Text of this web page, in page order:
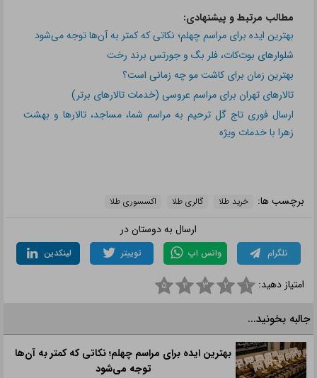
مطالب مرتبط و پیشنهادی:
بهترین ایده برای مراسم چهلم؛ نکاتی که کمتر به آن‌ها توجه می‌شود
شلوارهای بوت‌کات، فلر بگ و جورتس برند رخت
بهترین زمان برای کاشت مو چه زمانی است؟
تالارهای تهران برای مراسم عروسی (خدمات تالارهای برتر)
ارسال فوری تاج گل ترحیم به مراسم شما، مساجد، تالارها و بهشت
زهرا با خدمات ویژه
برچسب ها: خرید طلا گالری طلا اکسسوری طلا
ارسال به دوستان در
تلگرام واتس اپ توییتر لینکدین
امتیاز دهید: ۱ ۲ ۳ ۴ ۵
جالبه بخونید...
بهترین ایده برای مراسم چهلم؛ نکاتی که کمتر به آن‌ها
توجه می‌شود